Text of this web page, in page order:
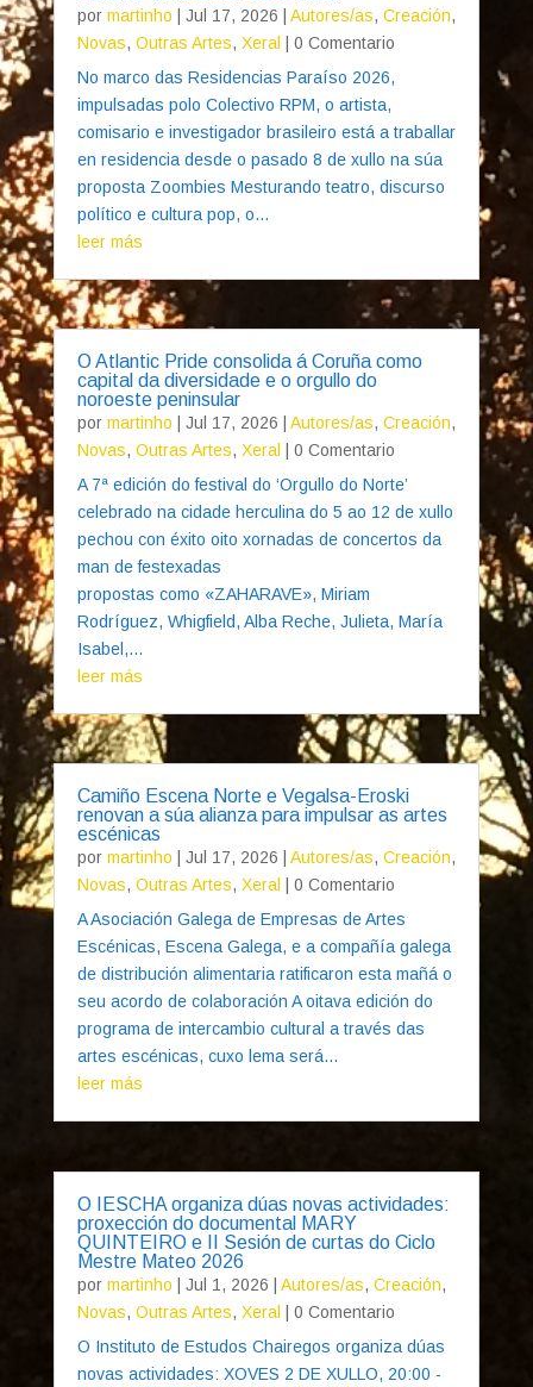
por martinho Jul 17, 2026 Autores/as, Creación,
Novas, Outras Artes, Xeral
| 0 Comentario
No marco das Residencias Paraíso 2026,
impulsadas polo Colectivo RPM, o artista,
comisario e investigador brasileiro está a traballar
en residencia desde o pasado 8 de xullo na súa
proposta Zoombies Mesturando teatro, discurso
político e cultura pop, o...
leer más
O Atlantic Pride consolida á Coruña como
capital da diversidade e o orgullo do
noroeste peninsular
por martinho Jul 17, 2026 Autores/as, Creación,
Novas, Outras Artes, Xeral
| 0 Comentario
A 7ª edición do festival do ‘Orgullo do Norte’
celebrado na cidade herculina do 5 ao 12 de xullo
pechou con éxito oito xornadas de concertos da
man de festexadas
propostas como «ZAHARAVE», Miriam
Rodríguez, Whigfield, Alba Reche, Julieta, María
Isabel,...
leer más
Camiño Escena Norte e Vegalsa-Eroski
renovan a súa alianza para impulsar as artes
escénicas
por martinho Jul 17, 2026 Autores/as, Creación,
Novas, Outras Artes, Xeral
| 0 Comentario
A Asociación Galega de Empresas de Artes
Escénicas, Escena Galega, e a compañía galega
de distribución alimentaria ratificaron esta mañá o
seu acordo de colaboración A oitava edición do
programa de intercambio cultural a través das
artes escénicas, cuxo lema será...
leer más
O IESCHA organiza dúas novas actividades:
proxección do documental MARY
QUINTEIRO e II Sesión de curtas do Ciclo
Mestre Mateo 2026
por martinho Jul 1, 2026 Autores/as, Creación,
Novas, Outras Artes, Xeral
| 0 Comentario
O Instituto de Estudos Chairegos organiza dúas
novas actividades: XOVES 2 DE XULLO, 20:00 -